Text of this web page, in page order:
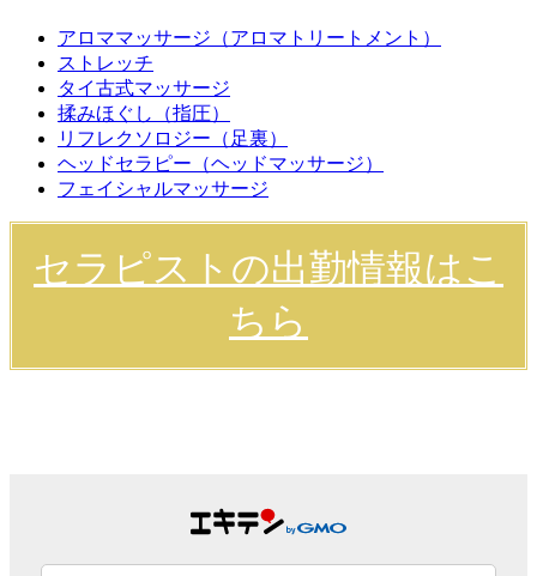
アロママッサージ（アロマトリートメント）
ストレッチ
タイ古式マッサージ
揉みほぐし（指圧）
リフレクソロジー（足裏）
ヘッドセラピー（ヘッドマッサージ）
フェイシャルマッサージ
セラピストの出勤情報はこ
ちら